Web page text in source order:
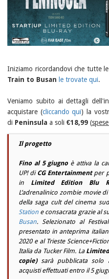
Iniziamo ricordandovi che tutte
Train to Busan le trovate qui.
Veniamo subito ai dettagli
acquistare (cliccando qui) la
di Peninsula a soli €18,99 (
Il progetto
Fino al 5 giugnoè attiva la
UP! di CG Entertainmentper
in Limited Edition Blu
L’adrenalinico zombie movie di
della saga cult del cinema
Station e consacrata grazie al
Busan. Selezionato al
presentato in anteprima
2020 e al Trieste
Italia da Tucker Film. La
copie)sarà pubblicata solo
acquisti effettuati entro il 5